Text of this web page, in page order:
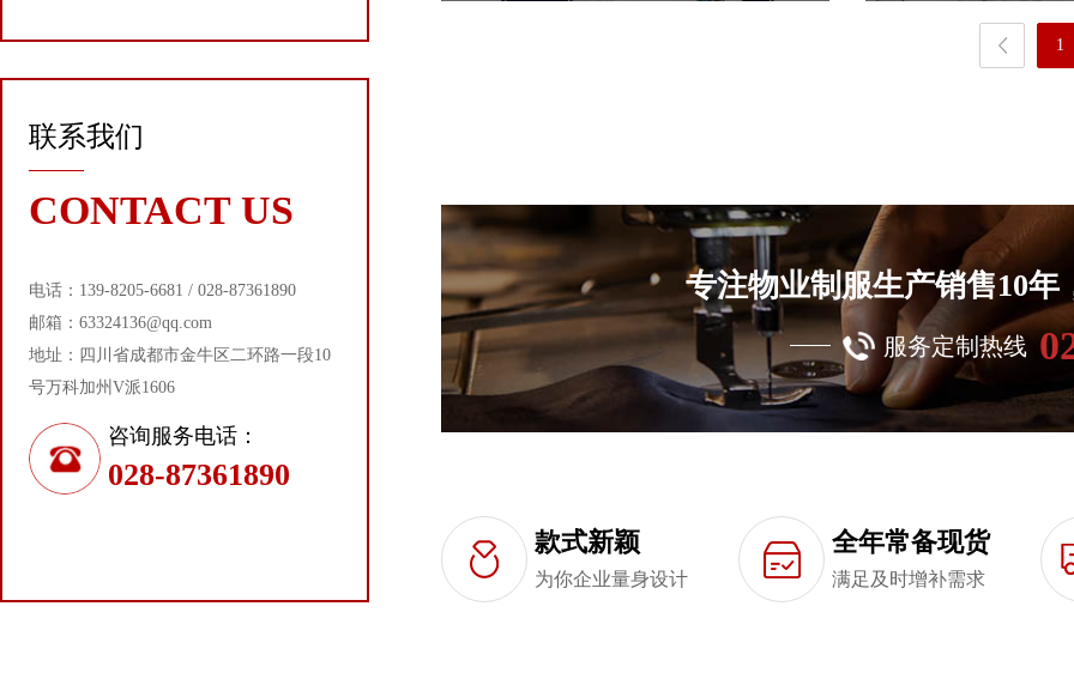
1
联系我们
CONTACT US
电话：139-8205-6681 / 028-87361890
邮箱：63324136@qq.com
地址：四川省成都市金牛区二环路一段10
号万科加州V派1606
咨询服务电话：
028-87361890
专注物业制服生产销售10
服务定制热线
款式新颖
为你企业量身设计
全年常备现货
满足及时增补需求